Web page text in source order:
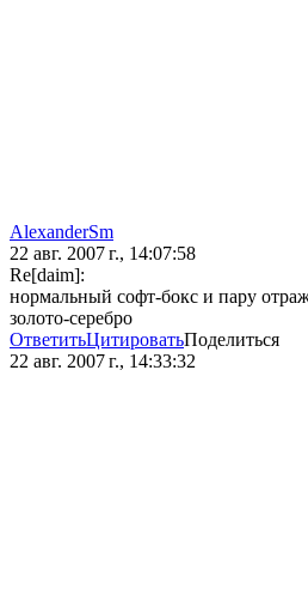
AlexanderSm
22 авг. 2007 г., 14:07:58
Re[daim]:
нормальный софт-бокс и пару
золото-серебро
ОтветитьЦитироватьПоделиться
22 авг. 2007 г., 14:33:32